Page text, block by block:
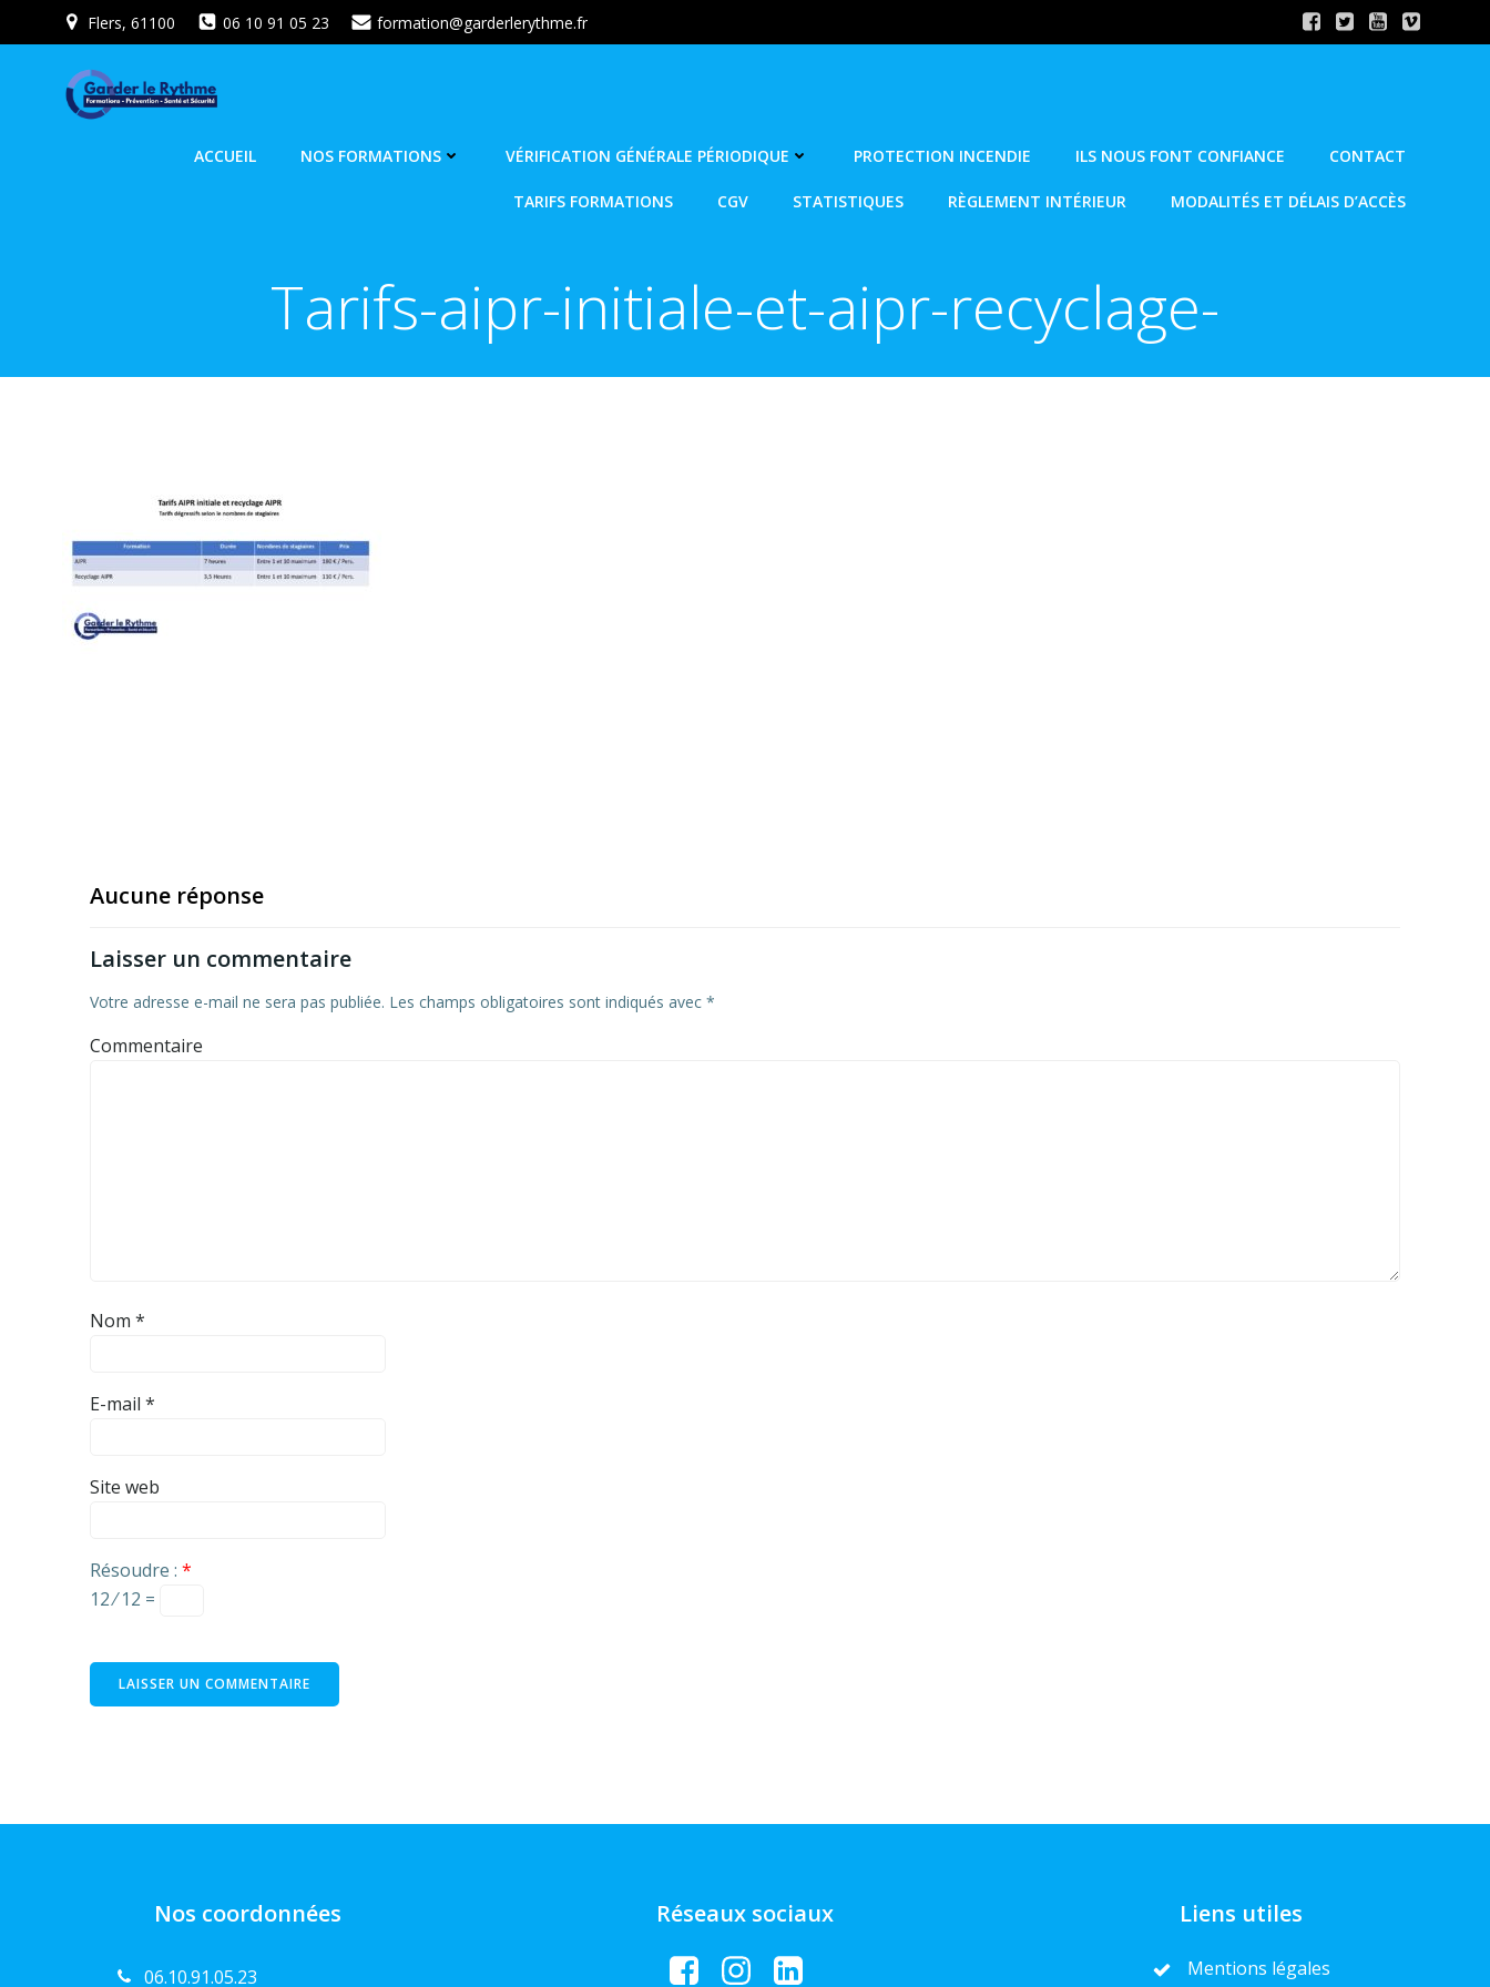
Flers, 61100 06 10 91 05 23 formation@garderlerythme.fr
ACCUEIL NOS FORMATIONS VÉRIFICATION GÉNÉRALE PÉRIODIQUE PROTECTION INCENDIE ILS NOUS FONT CONFIANCE CONTACT
TARIFS FORMATIONS CGV STATISTIQUES RÈGLEMENT INTÉRIEUR MODALITÉS ET DÉLAIS D’ACCÈS
Tarifs-aipr-initiale-et-aipr-recyclage-
Aucune réponse
Laisser un commentaire
Votre adresse e-mail ne sera pas publiée. Les champs obligatoires sont indiqués avec *
Commentaire
Nom *
E-mail *
Site web
Résoudre : *
12 ⁄ 12 =
Nos coordonnées
06.10.91.05.23
Réseaux sociaux Liens utiles
Mentions légales